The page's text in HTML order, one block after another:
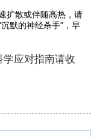
散或伴随高热，请
默的神经杀手"，早
学应对指南请收